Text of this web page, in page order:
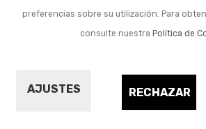
preferencias sobre su utilización. Para
consulte nuestra Política de
AJUSTES RECHAZAR
Subcategorias
Extractores aire baño y accesorios